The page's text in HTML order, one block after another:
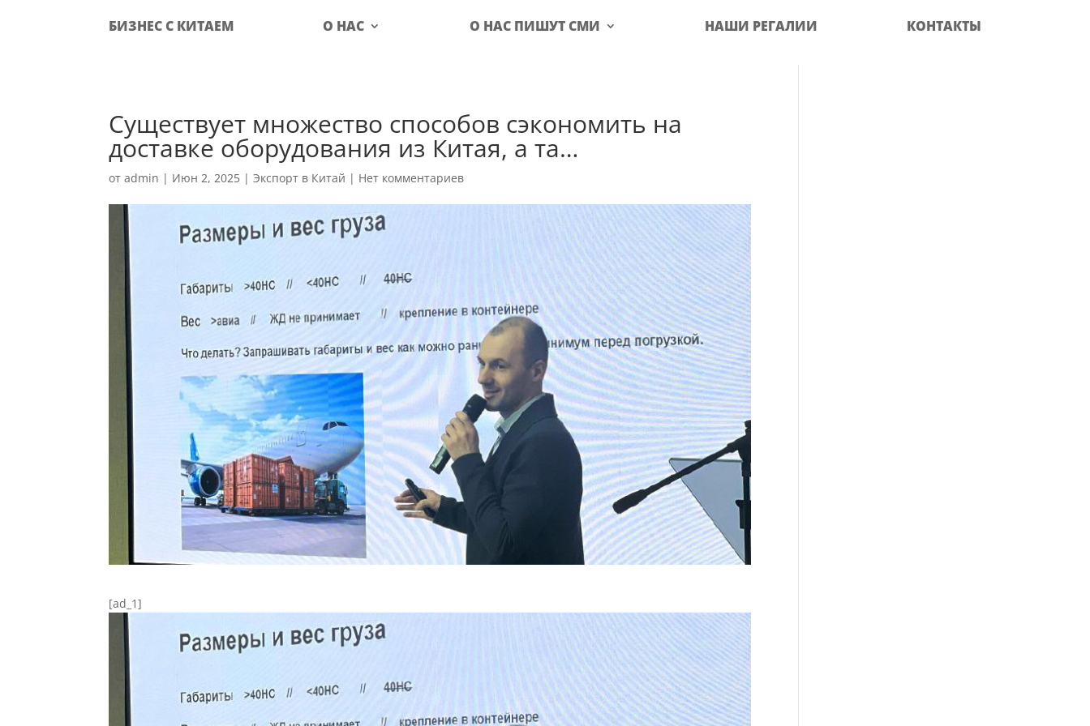
БИЗНЕС С КИТАЕМ О НАС О НАС ПИШУТ СМИ НАШИ РЕГАЛИИ КОНТАКТЫ
Существует множество способов сэкономить на
доставке оборудования из Китая, а та…
отadmin | Июн 2, 2025 |Экспорт в Китай | Нет комментариев
[ad_1]